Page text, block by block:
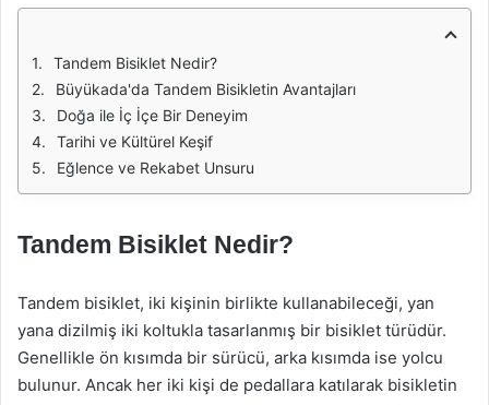
Tandem Bisiklet Nedir?
Büyükada'da Tandem Bisikletin Avantajları
Doğa ile İç İçe Bir Deneyim
Tarihi ve Kültürel Keşif
Eğlence ve Rekabet Unsuru
Tandem Bisiklet Nedir?
Tandem bisiklet, iki kişinin birlikte kullanabileceği, yan
yana dizilmiş iki koltukla tasarlanmış bir bisiklet türüdür.
Genellikle ön kısımda bir sürücü, arka kısımda ise yolcu
bulunur. Ancak her iki kişi de pedallara katılarak bisikletin